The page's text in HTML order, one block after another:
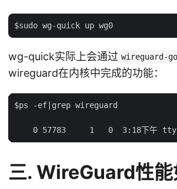
wg-quick实际上会通过 wireguard-go
wireguard在内核中完成的功能：
$ps -ef|grep wireguard
三. WireGuard性能